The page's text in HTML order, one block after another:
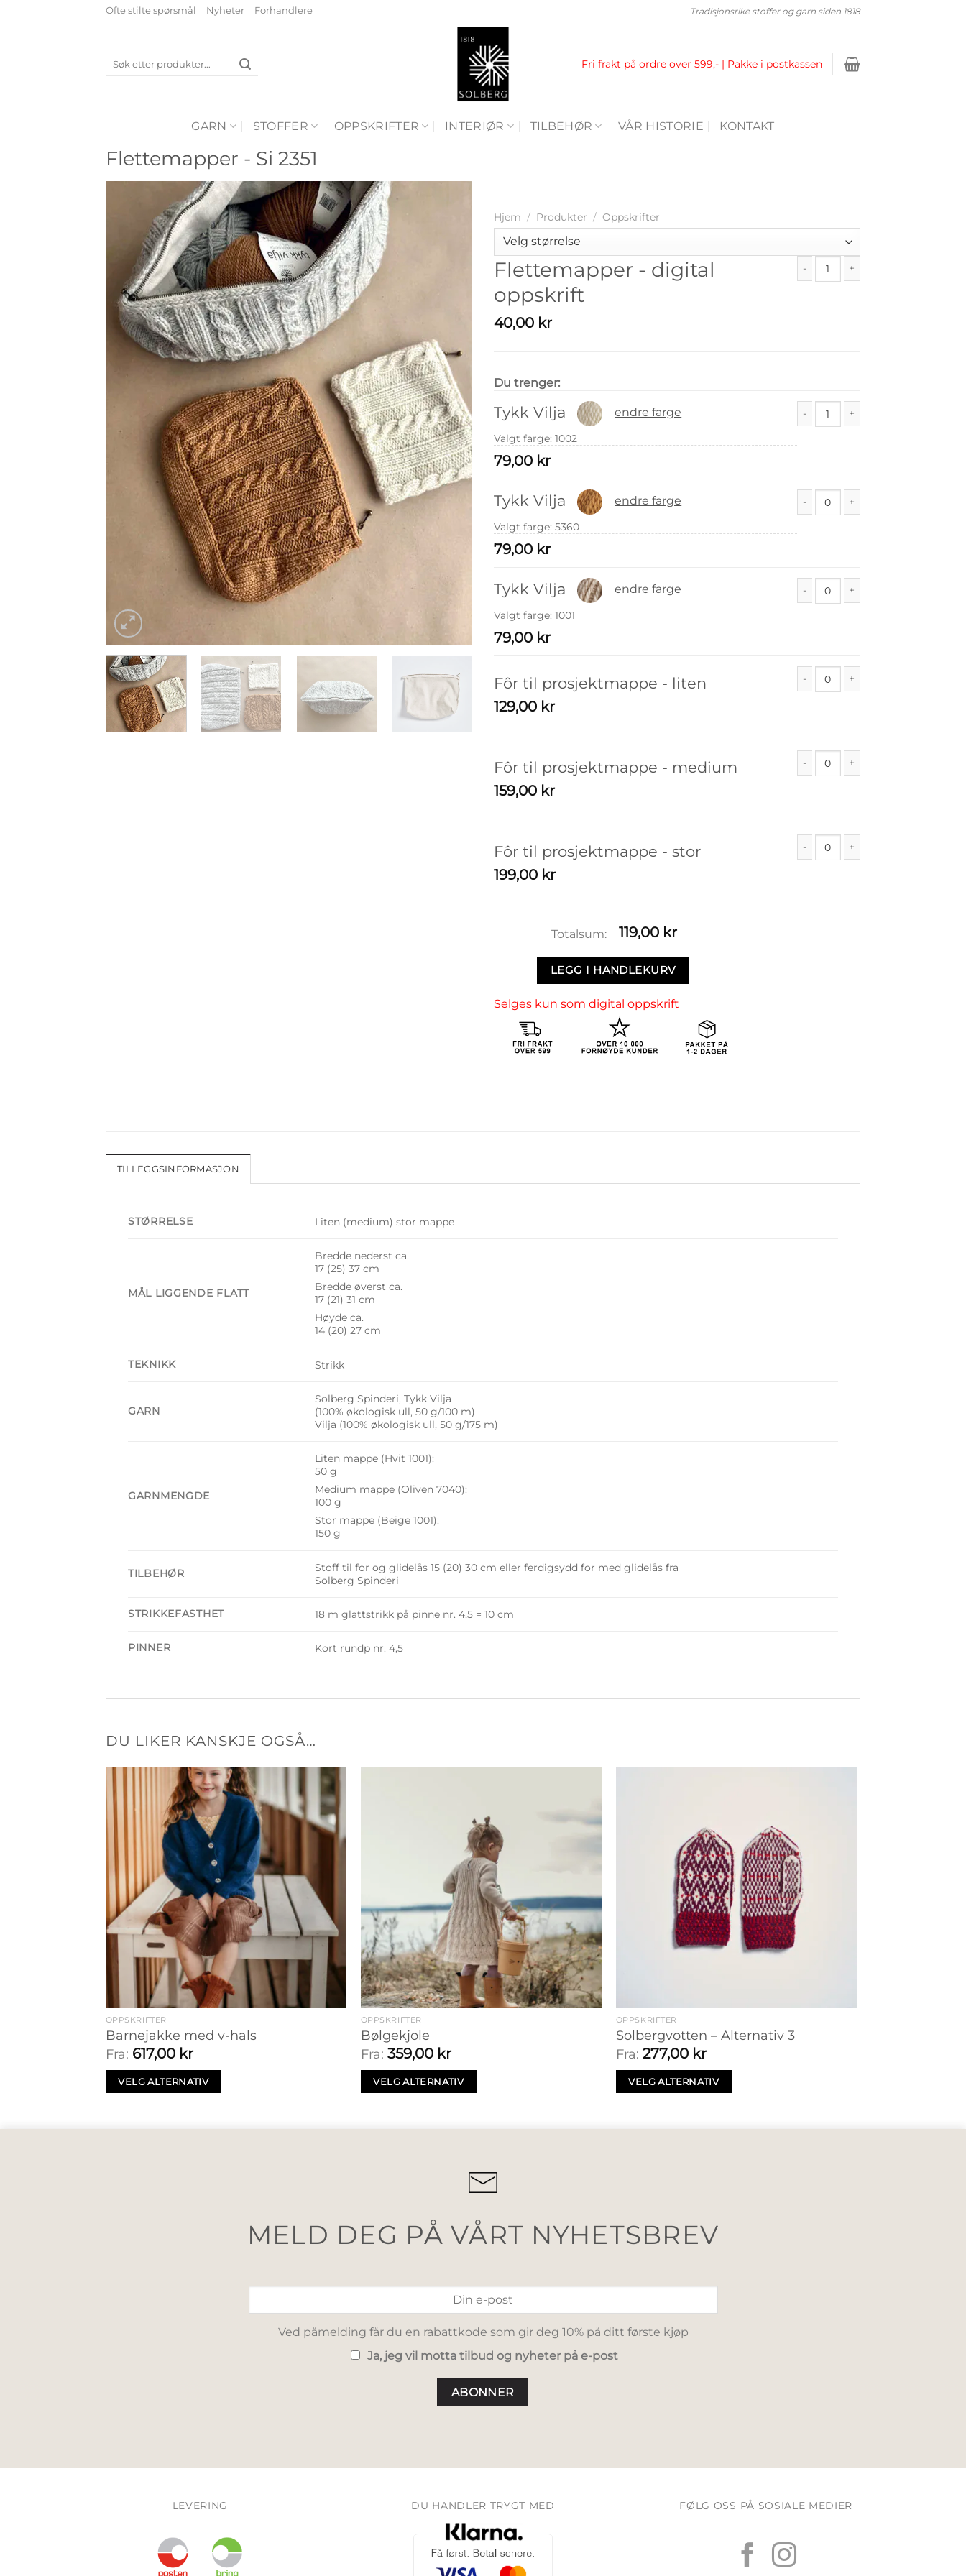
Ofte stilte spørsmål Nyheter Forhandlere Tradisjonsrike stoffer og garn siden 1818
etter:
Fri frakt på ordre over 599,- | Pakke i postkassen
GARN STOFFER OPPSKRIFTER INTERIØR TILBEHØR VÅR HISTORIE KONTAKT
Flettemapper - Si 2351
Hjem / Produkter / Oppskrifter
Flettemapper - digital
oppskrift
40,00 kr
Du trenger:
Tykk Vilja endre farge
Valgt farge: 1002
79,00 kr
Tykk Vilja endre farge
Valgt farge: 5360
79,00 kr
Tykk Vilja endre farge
Valgt farge: 1001
79,00 kr
Fôr til prosjektmappe - liten
129,00 kr
Fôr til prosjektmappe - medium
159,00 kr
Fôr til prosjektmappe - stor
199,00 kr
Totalsum: 119,00 kr
LEGG I HANDLEKURV
Selges kun som digital oppskrift
TILLEGGSINFORMASJON
STØRRELSE Liten (medium) stor mappe
MÅL LIGGENDE FLATT
Bredde nederst ca.
17 (25) 37 cm
Bredde øverst ca.
17 (21) 31 cm
Høyde ca.
14 (20) 27 cm
TEKNIKK Strikk
GARN
Solberg Spinderi, Tykk Vilja
(100% økologisk ull, 50 g/100 m)
Vilja (100% økologisk ull, 50 g/175 m)
GARNMENGDE
Liten mappe (Hvit 1001):
50 g
Medium mappe (Oliven 7040):
100 g
Stor mappe (Beige 1001):
150 g
TILBEHØR
Stoff til for og glidelås 15 (20) 30 cm eller ferdigsydd for med glidelås fra
Solberg Spinderi
STRIKKEFASTHET 18 m glattstrikk på pinne nr. 4,5 = 10 cm
PINNER Kort rundp nr. 4,5
DU LIKER KANSKJE OGSÅ…
OPPSKRIFTER
Barnejakke med v-hals
Fra: 617,00 kr
VELG ALTERNATIV
OPPSKRIFTER
Bølgekjole
Fra: 359,00 kr
VELG ALTERNATIV
OPPSKRIFTER
Solbergvotten – Alternativ 3
Fra: 277,00 kr
VELG ALTERNATIV
MELD DEG PÅ VÅRT NYHETSBREV
Ved påmelding får du en rabattkode som gir deg 10% på ditt første kjøp
Ja, jeg vil motta tilbud og nyheter på e-post
LEVERING DU HANDLER TRYGT MED FØLG OSS PÅ SOSIALE MEDIER